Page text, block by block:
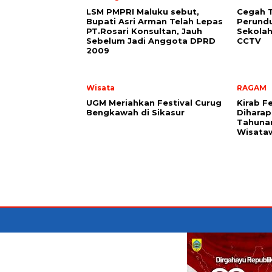
LSM PMPRI Maluku sebut,
Bupati Asri Arman Telah Lepas
PT.Rosari Konsultan, Jauh
Sebelum Jadi Anggota DPRD
2009
Cegah
CCTV
Wisata
UGM Meriahkan Festival Curug
Bengkawah di Sikasur
RAGAM
Kirab